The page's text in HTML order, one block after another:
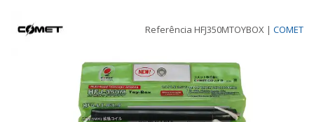
Referência HFJ350MTOYBOX | COMET